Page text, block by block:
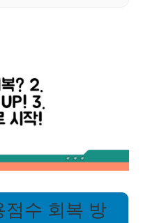
점수 회복 방